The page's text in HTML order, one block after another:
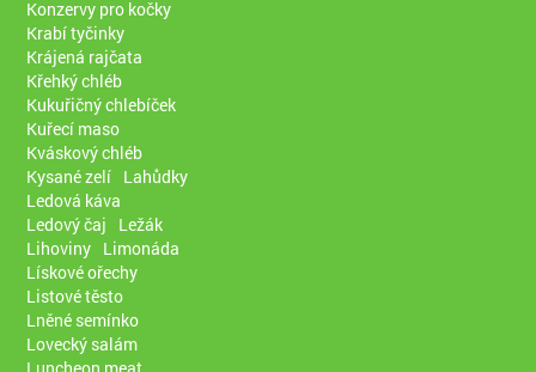
Konzervy pro kočky
Krabí tyčinky
Krájená rajčata
Křehký chléb
Kukuřičný chlebíček
Kuřecí maso
Kváskový chléb
Kysané zelí Lahůdky
Ledová káva
Ledový čaj
Ležák
Lihoviny Limonáda
Lískové ořechy
Listové těsto
Lněné semínko
Lovecký salám
Luncheon meat